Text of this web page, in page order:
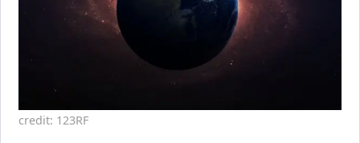
credit: 123RF